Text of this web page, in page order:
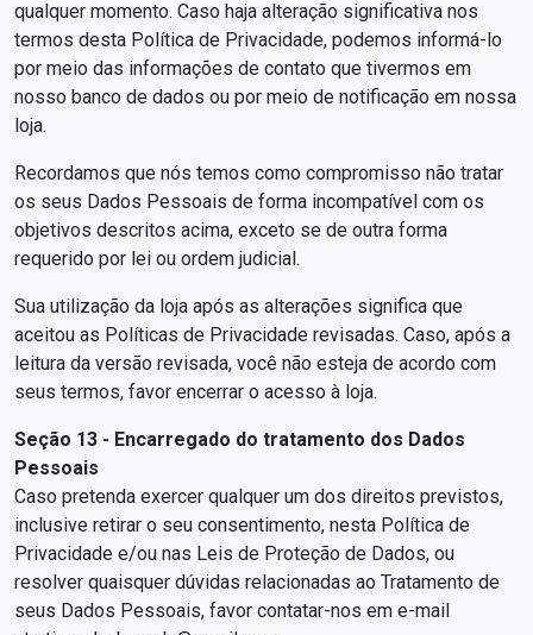
qualquer momento. Caso haja alteração significativa nos
termos desta Política de Privacidade, podemos informá-lo
por meio das informações de contato que tivermos em
nosso banco de dados ou por meio de notificação em nossa
loja.
Recordamos que nós temos como compromisso não tratar
os seus Dados Pessoais de forma incompatível com os
objetivos descritos acima, exceto se de outra forma
requerido por lei ou ordem judicial.
Sua utilização da loja após as alterações significa que
aceitou as Políticas de Privacidade revisadas. Caso, após a
leitura da versão revisada, você não esteja de acordo com
seus termos, favor encerrar o acesso à loja.
Seção 13 - Encarregado do tratamento dos Dados
Pessoais
Caso pretenda exercer qualquer um dos direitos previstos,
inclusive retirar o seu consentimento, nesta Política de
Privacidade e/ou nas Leis de Proteção de Dados, ou
resolver quaisquer dúvidas relacionadas ao Tratamento de
seus Dados Pessoais, favor contatar-nos em e-mail